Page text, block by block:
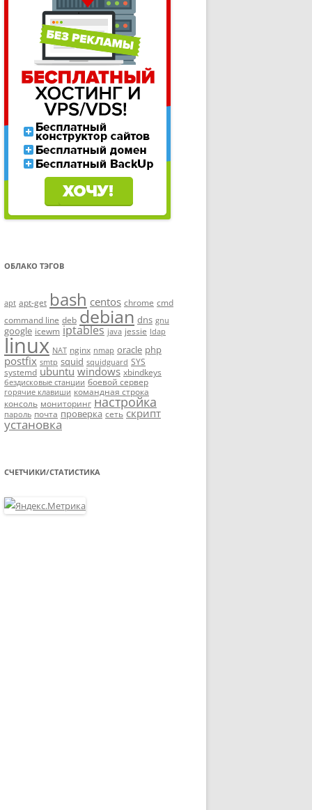
ОБЛАКО ТЭГОВ
apt apt-get bash centos chrome cmd
command line deb debian dns gnu
google icewm iptables java jessie ldap
linux NAT nginx nmap oracle php
postfix smtp squid squidguard SYS
systemd ubuntu windows xbindkeys
бездисковые станции боевой сервер
горячие клавиши командная строка
консоль мониторинг настройка
пароль почта проверка сеть скрипт
установка
СЧЕТЧИКИ/СТАТИСТИКА